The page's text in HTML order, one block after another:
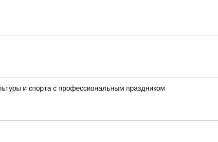
и спорта с профессиональным праздником